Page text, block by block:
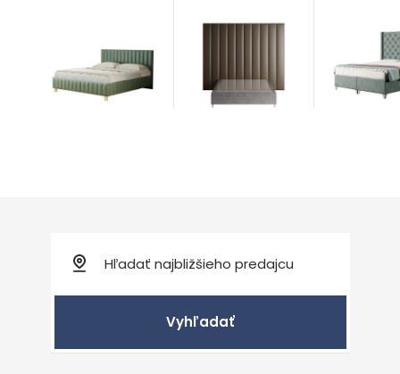
od 1.034,00€
Wall
od 1.375,00
Vyhľadať